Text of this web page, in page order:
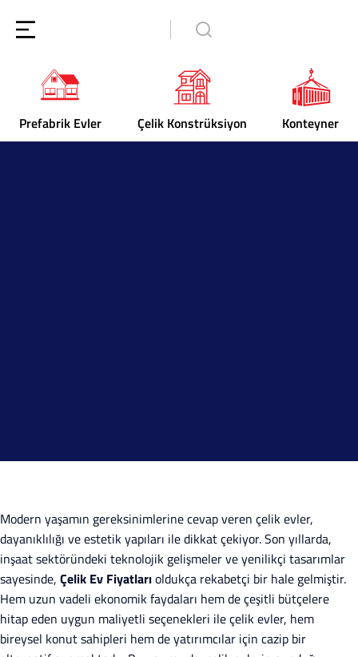
Prefabrik Evler Çelik Konstrüksiyon Konteyner
Modern yaşamın gereksinimlerine cevap veren çelik evler,
dayanıklılığı ve estetik yapıları ile dikkat çekiyor. Son yıllarda,
inşaat sektöründeki teknolojik gelişmeler ve yenilikçi tasarımlar
sayesinde, Çelik Ev Fiyatlarıoldukça rekabetçi bir hale gelmiştir.
Hem uzun vadeli ekonomik faydaları hem de çeşitli bütçelere
hitap eden uygun maliyetli seçenekleri ile çelik evler, hem
bireysel konut sahipleri hem de yatırımcılar için cazip bir